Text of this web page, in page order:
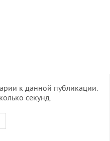
к данной публикации.
секунд.